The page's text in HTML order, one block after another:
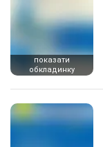
показати
обкладинку